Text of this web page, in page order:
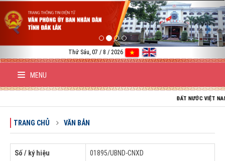
Thứ Sáu, 07 / 8 / 2026
MENU
ĐẤT NƯỚC VIỆT NAM
TRANG CHỦ VĂN BẢN
Số / ký hiệu 01895/UBND-CNXD